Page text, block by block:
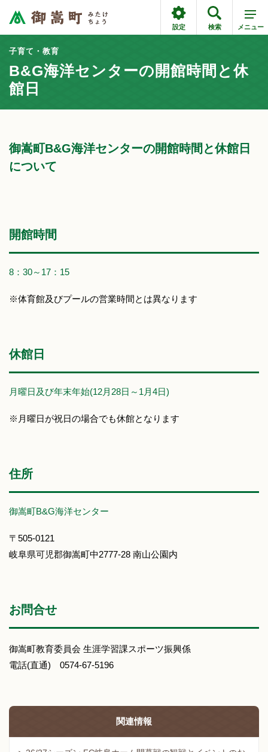
設定 検索 メニュー
子育て・教育
B&G海洋センターの開館時間と休
館日
御嵩町B&G海洋センターの開館時間と休館日
について
開館時間
8：30～17：15
※体育館及びプールの営業時間とは異なります
休館日
月曜日及び年末年始(12月28日～1月4日)
※月曜日が祝日の場合でも休館となります
住所
御嵩町B&G海洋センター
〒505-0121
岐阜県可児郡御嵩町中2777-28 南山公園内
お問合せ
御嵩町教育委員会 生涯学習課スポーツ振興係
電話(直通) 0574-67-5196
関連情報